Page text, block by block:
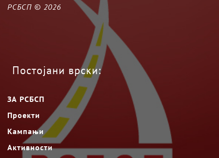
РСБСП © 2026
Постојани врски:
ЗА РСБСП
Проекти
Кампањи
Активности